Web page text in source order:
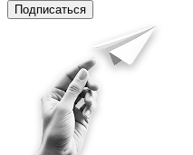
Подписаться